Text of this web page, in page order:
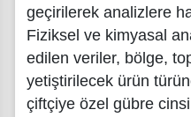
geçirilerek analizlere
Fiziksel ve kimyasal
edilen veriler, bölge,
yetiştirilecek ürün
çiftçiye özel gübre